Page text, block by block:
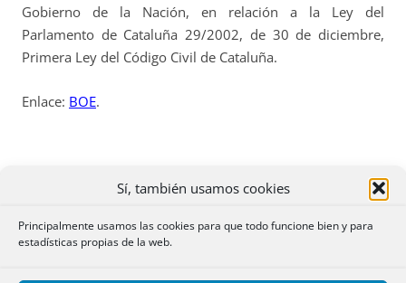
Sí, también usamos cookies
Principalmente usamos las cookies para que todo funcione bien y para
estadísticas propias de la web.
Gobierno de la Nación, en relación a la Ley del
Parlamento de Cataluña 29/2002, de 30 de diciembre,
Primera Ley del Código Civil de Cataluña.
Enlace: BOE.
SECCIÓN 2ª: